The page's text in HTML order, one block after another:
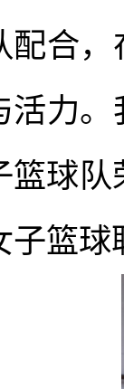
配合
活力。
篮球队
子篮球